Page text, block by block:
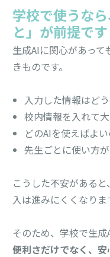
学校で使うな
と」が前提です
生成AIに関心があっ
きものです。
入力した情報はど
校内情報を入れて
どのAIを使えばよ
先生ごとに使い方
こうした不安がある
入は進みにくくなりま
そのため、学校で生成
便利さだけでなく、